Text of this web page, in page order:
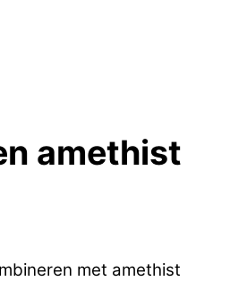
amethist
met amethist